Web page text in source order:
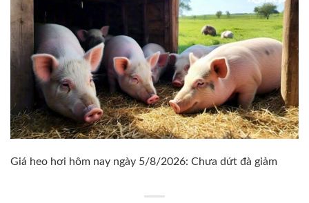
Giá heo hơi hôm nay ngày 5/8/2026: Chưa dứt đà giảm